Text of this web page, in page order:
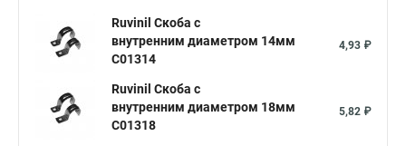
Ruvinil Скоба с
внутренним диаметром 14мм
С01314
4,93 ₽
Ruvinil Скоба с
внутренним диаметром 18мм
С01318
5,82 ₽